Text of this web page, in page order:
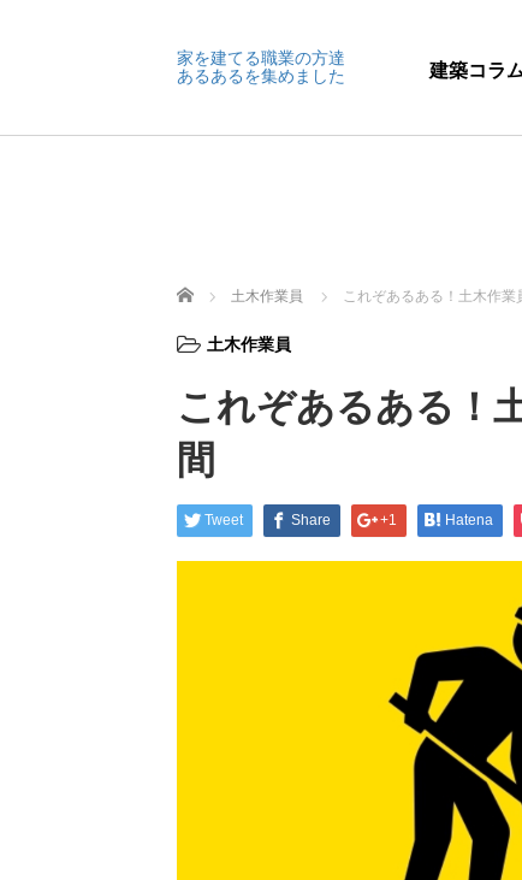
家を建てる職業の方達
あるあるを集めました
建築コラ
ホーム 土木作業員 これぞあるある！土木作業
土木作業員
これぞあるある！
間
Tweet Share +1 Hatena